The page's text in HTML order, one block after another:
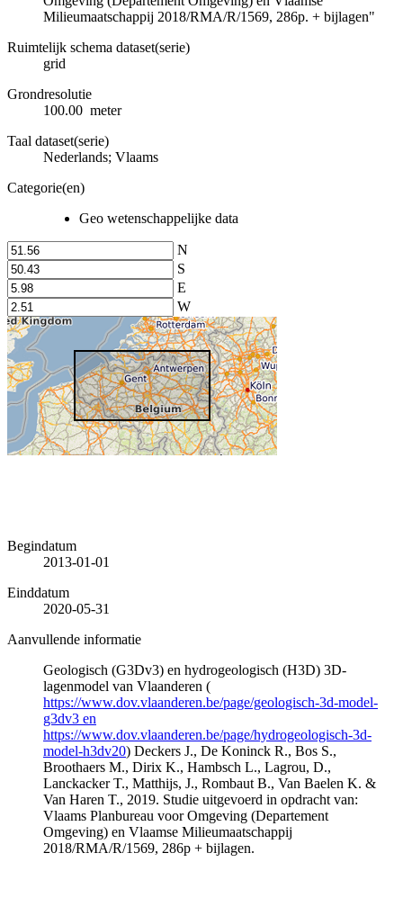
Milieumaatschappij 2018/RMA/R/1569, 286p. + bijlagen"
Ruimtelijk schema dataset(serie)
grid
Grondresolutie
100.00 meter
Taal dataset(serie)
Nederlands; Vlaams
Categorie(en)
Geo wetenschappelijke data
N
S
E
W
Begindatum
2013-01-01
Einddatum
2020-05-31
Aanvullende informatie
Geologisch (G3Dv3) en hydrogeologisch (H3D) 3D-
lagenmodel van Vlaanderen (
https://www.dov.vlaanderen.be/page/geologisch-3d-model-
g3dv3 en
https://www.dov.vlaanderen.be/page/hydrogeologisch-3d-
model-h3dv20) Deckers J., De Koninck R., Bos S.,
Broothaers M., Dirix K., Hambsch L., Lagrou, D.,
Lanckacker T., Matthijs, J., Rombaut B., Van Baelen K. &
Van Haren T., 2019. Studie uitgevoerd in opdracht van:
Vlaams Planbureau voor Omgeving (Departement
Omgeving) en Vlaamse Milieumaatschappij
2018/RMA/R/1569, 286p + bijlagen.